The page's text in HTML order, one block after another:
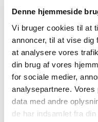
Denne hjemmeside
Vi bruger cookies til at
annoncer, til at vise dig
at analysere vores
din brug af vores
for sociale medier,
analysepartnere.
data med andre
de har indsamlet fra
styrelsesmedlem i
Send forespørgsel